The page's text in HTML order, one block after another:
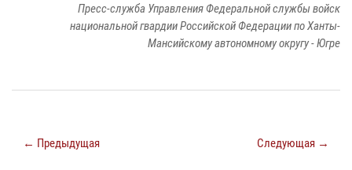
Пресс-служба Управления Федеральной службы войск
национальной гвардии Российской Федерации по Ханты-
Мансийскому автономному округу - Югре
← Предыдущая Следующая →